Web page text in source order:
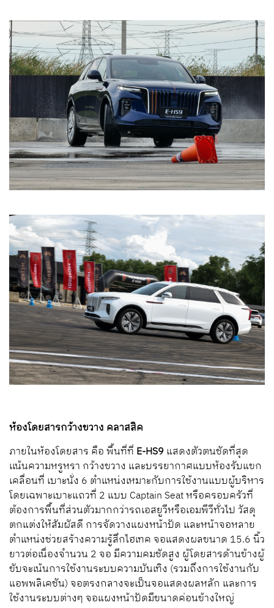
ห้องโดยสารกว้างขวาง คลาสสิค
ภายในห้องโดยสาร คือ พื้นที่ที่ E-HS9 แสดงตัวตนชัดที่สุด
เเน้นความหรูหรา กว้างขวาง และบรรยากาศแบบห้องรับแขก
เคลื่อนที่ เบาะนั่ง 6 ตำแหน่งเหมาะกับการใช้งานแบบผู้บริหาร
โดยเฉพาะเบาะแถวที่ 2 แบบ Captain Seatหรือครอบครัวที่
ต้องการพื้นที่ส่วนตัวมากกว่ารถเอสยูวีหรือเอมพีวีทั่วไป วัสดุ
ตกแต่งให้สัมผัสดี การจัดวางแผงหน้าปัด และหน้าจอหลาย
ตำแหน่งช่วยสร้างความรู้สึกไฮเทค จอแสดงผลขนาด 15.6 นิ้ว
ยาวต่อเนื่องจำนวน 2 จอ มีความคมชัดสูง ผู้โดยสารด้านข้างผู้
ขับจะเน้นการใช้งานระบบความบันเทิง (รวมถึงการใช้งานกับ
แอพพลิเคชัน) จอตรงกลางจะเป็นจอแสดงผลหลัก และการ
ใช้งานระบบต่างๆ จอแผงหน้าปัดมีขนาดค่อนข้างใหญ่